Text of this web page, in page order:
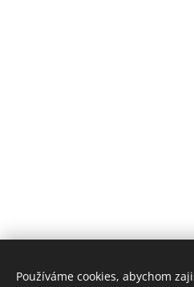
Používáme cookies, abychom